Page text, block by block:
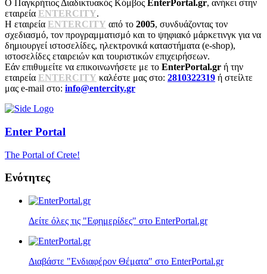
Ο Παγκρήτιος Διαδικτυακός Κόμβος EnterPortal.gr, ανήκει στην
εταιρεία ENTERCITY.
Η εταιρεία ENTERCITY από το 2005, συνδυάζοντας τον
σχεδιασμό, τον προγραμματισμό και το ψηφιακό μάρκετινγκ για να
δημιουργεί ιστοσελίδες, ηλεκτρονικά καταστήματα (e-shop),
ιστοσελίδες εταιρειών και τουριστικών επιχειρήσεων.
Εάν επιθυμείτε να επικοινωνήσετε με το EnterPortal.gr ή την
εταιρεία ENTERCITY καλέστε μας στο: 2810322319 ή στείλτε
μας e-mail στο: info@entercity.gr
Enter Portal
The Portal of Crete!
Ενότητες
Δείτε όλες τις "Εφημερίδες" στο EnterPortal.gr
Διαβάστε "Ενδιαφέρον Θέματα" στο EnterPortal.gr